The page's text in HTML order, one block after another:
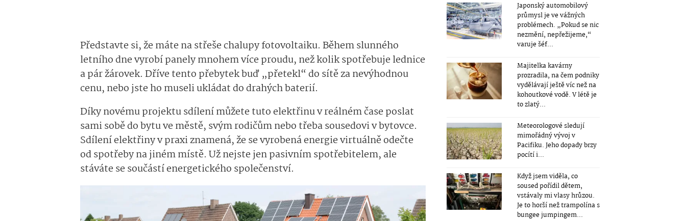
Představte si, že máte na střeše chalupy fotovoltaiku. Během slunného
letního dne vyrobí panely mnohem více proudu, než kolik spotřebuje lednice
a pár žárovek. Dříve tento přebytek buď „přetekl“ do sítě za nevýhodnou
cenu, nebo jste ho museli ukládat do drahých baterií.
Díky novému projektu sdílení můžete tuto elektřinu v reálném čase poslat
sami sobě do bytu ve městě, svým rodičům nebo třeba sousedovi v bytovce.
Sdílení elektřiny v praxi znamená, že se vyrobená energie virtuálně odečte
od spotřeby na jiném místě. Už nejste jen pasivním spotřebitelem, ale
stáváte se součástí energetického společenství.
Japonský automobilový
průmysl je ve vážných
problémech. „Pokud se nic
nezmění, nepřežijeme,“
varuje šéf...
Majitelka kavárny
prozradila, na čem podniky
vydělávají ještě víc než na
kohoutkové vodě. V létě je
to zlatý...
Meteorologové sledují
mimořádný vývoj v
Pacifiku. Jeho dopady brzy
pocítí i...
Když jsem viděla, co
soused pořídil dětem,
vstávaly mi vlasy hrůzou.
Je to horší než trampolína s
bungee jumpingem...